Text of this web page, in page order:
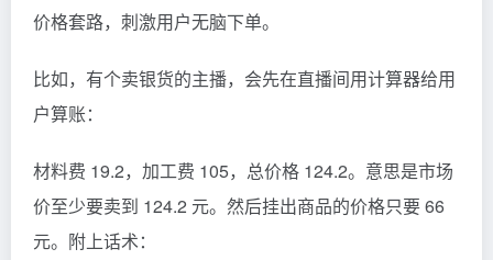
价格套路，刺激用户无脑下单。
比如，有个卖银货的主播，会先在直播间用计算器给用
户算账：
材料费 19.2，加工费 105，总价格 124.2。意思是市场
价至少要卖到 124.2 元。然后挂出商品的价格只要 66
元。附上话术：